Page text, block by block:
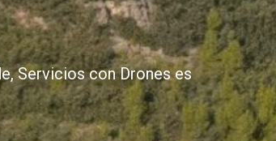
Servicios con Drones es